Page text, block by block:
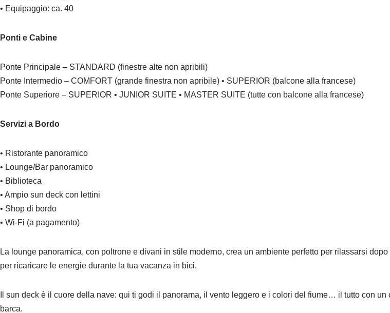
• Equipaggio: ca. 40
Ponti e Cabine
Ponte Principale – STANDARD (finestre alte non apribili)
Ponte Intermedio – COMFORT (grande finestra non apribile) • SUPERIOR (balcone alla francese)
Ponte Superiore – SUPERIOR • JUNIOR SUITE • MASTER SUITE (tutte con balcone alla francese)
Servizi a Bordo
• Ristorante panoramico
• Lounge/Bar panoramico
• Biblioteca
• Ampio sun deck con lettini
• Shop di bordo
• Wi-Fi (a pagamento)
La lounge panoramica, con poltrone e divani in stile moderno, crea un ambiente perfetto per rilassarsi
per ricaricare le energie durante la tua vacanza in bici.
Il sun deck è il cuore della nave: qui ti godi il panorama, il vento leggero e i colori del fiume… il tutto con
barca.